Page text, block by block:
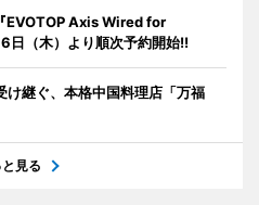
EVOTOP Axis Wired for
（木）より順次予約開始!!
継ぐ、本格中国料理店「万福
と見る